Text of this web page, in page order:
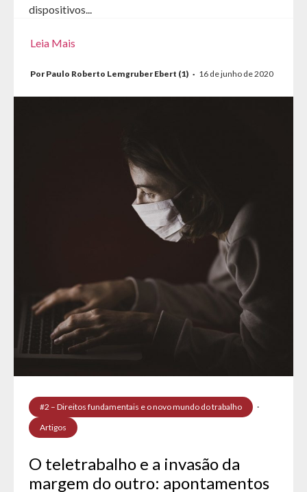
dispositivos...
Leia Mais
Por Paulo Roberto Lemgruber Ebert (1) · 16 de junho de 2020
#2 – Direitos fundamentais e o novo mundo do trabalho
·
Artigos
O teletrabalho e a invasão da
margem do outro: apontamentos